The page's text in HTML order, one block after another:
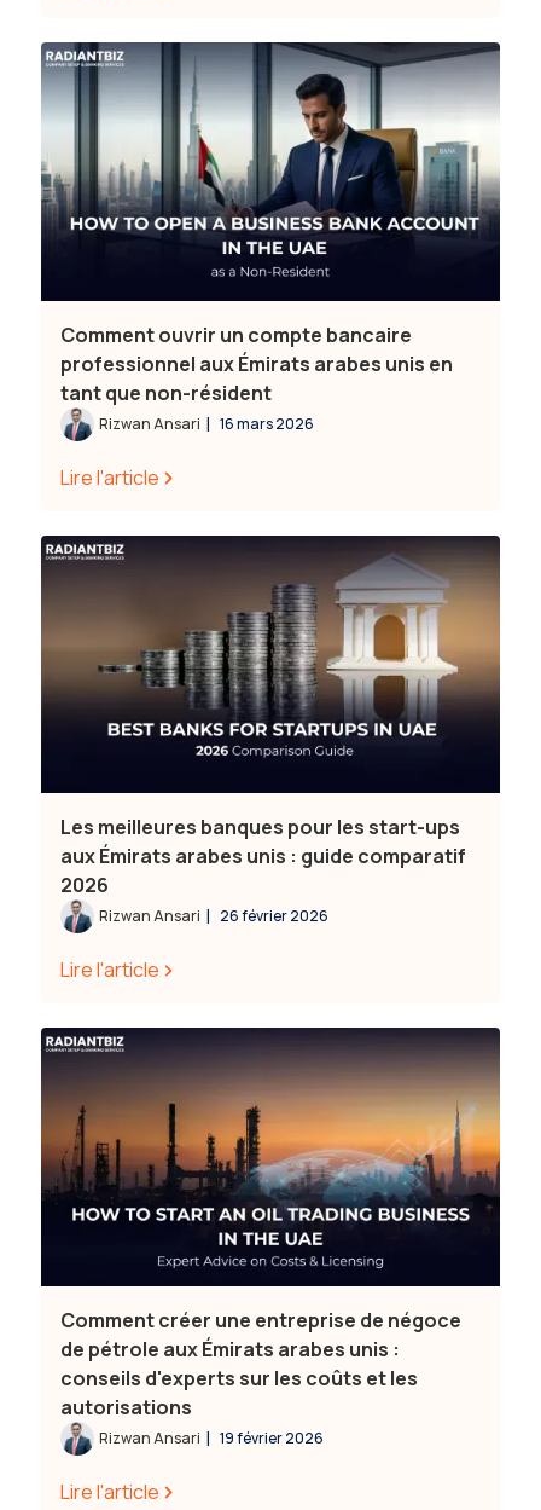
Comment ouvrir un compte bancaire
professionnel aux Émirats arabes unis en
tant que non-résident
Rizwan Ansari | 16 mars 2026
Lire l'article
Les meilleures banques pour les start-ups
aux Émirats arabes unis : guide comparatif
2026
Rizwan Ansari | 26 février 2026
Lire l'article
Comment créer une entreprise de négoce
de pétrole aux Émirats arabes unis :
conseils d'experts sur les coûts et les
autorisations
Rizwan Ansari | 19 février 2026
Lire l'article